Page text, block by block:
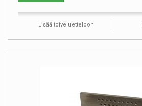
Lisää toiveluetteloon